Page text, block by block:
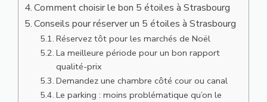
Comment choisir le bon 5 étoiles à Strasbourg
Conseils pour réserver un 5 étoiles à Strasbourg
Réservez tôt pour les marchés de Noël
La meilleure période pour un bon rapport
qualité-prix
Demandez une chambre côté cour ou canal
Le parking : moins problématique qu’on le